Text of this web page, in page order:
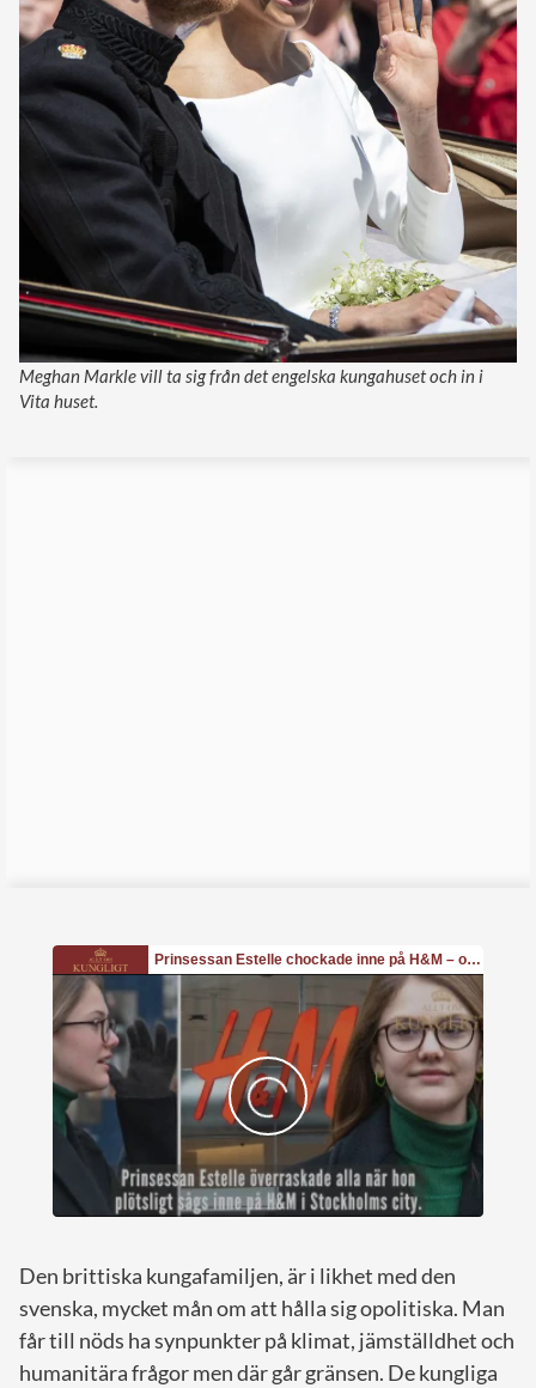
Meghan Markle vill ta sig från det engelska kungahuset och in i
Vita huset.
Den brittiska kungafamiljen, är i likhet med den
svenska, mycket mån om att hålla sig opolitiska. Man
får till nöds ha synpunkter på klimat, jämställdhet och
humanitära frågor men där går gränsen. De kungliga